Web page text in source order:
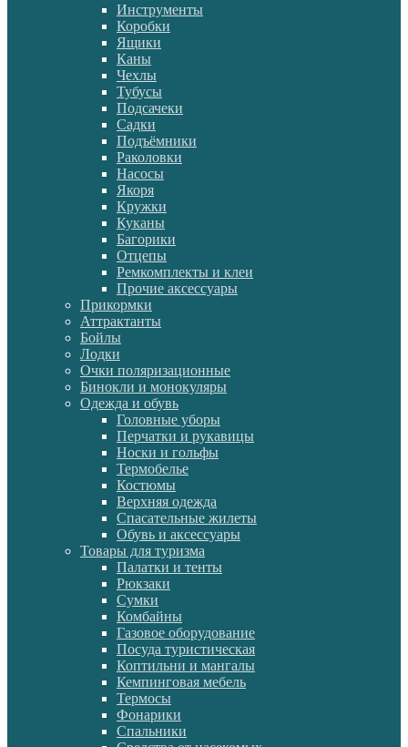
Инструменты
Коробки
Ящики
Каны
Чехлы
Тубусы
Подсачеки
Садки
Подъёмники
Раколовки
Насосы
Якоря
Кружки
Куканы
Багорики
Отцепы
Ремкомплекты и клеи
Прочие аксессуары
Прикормки
Аттрактанты
Бойлы
Лодки
Очки поляризационные
Бинокли и монокуляры
Одежда и обувь
Головные уборы
Перчатки и рукавицы
Носки и гольфы
Термобелье
Костюмы
Верхняя одежда
Спасательные жилеты
Обувь и аксессуары
Товары для туризма
Палатки и тенты
Рюкзаки
Сумки
Комбайны
Газовое оборудование
Посуда туристическая
Коптильни и мангалы
Кемпинговая мебель
Термосы
Фонарики
Спальники